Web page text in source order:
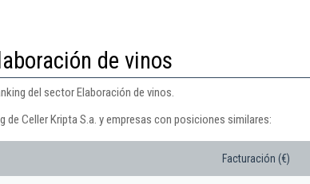
de vinos
del sector Elaboración de vinos.
Celler Kripta S.a. y empresas con posiciones similares:
Facturación (€)